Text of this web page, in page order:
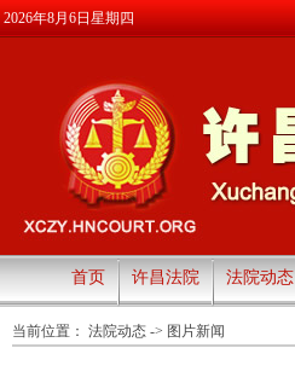
2026年8月6日星期四
首页 许昌法院 法院动态
当前位置： 法院动态 -> 图片新闻